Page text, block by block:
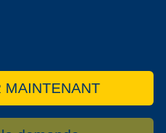
MAINTENANT